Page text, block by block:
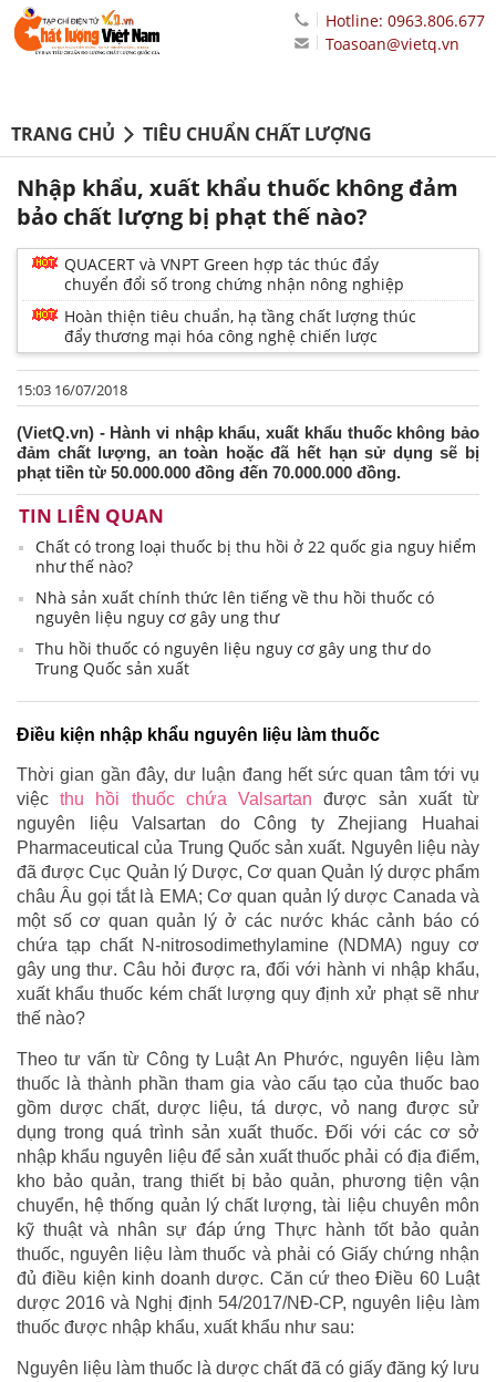
Hotline: 0963.806.677
Toasoan@vietq.vn
TRANG CHỦ TIÊU CHUẨN CHẤT LƯỢNG
Nhập khẩu, xuất khẩu thuốc không đảm
bảo chất lượng bị phạt thế nào?
QUACERT và VNPT Green hợp tác thúc đẩy
chuyển đổi số trong chứng nhận nông nghiệp
Hoàn thiện tiêu chuẩn, hạ tầng chất lượng thúc
đẩy thương mại hóa công nghệ chiến lược
15:03 16/07/2018
(VietQ.vn) - Hành vi nhập khẩu, xuất khẩu thuốc không bảo
đảm chất lượng, an toàn hoặc đã hết hạn sử dụng sẽ bị
phạt tiền từ 50.000.000 đồng đến 70.000.000 đồng.
TIN LIÊN QUAN
Chất có trong loại thuốc bị thu hồi ở 22 quốc gia nguy hiểm
như thế nào?
Nhà sản xuất chính thức lên tiếng về thu hồi thuốc có
nguyên liệu nguy cơ gây ung thư
Thu hồi thuốc có nguyên liệu nguy cơ gây ung thư do
Trung Quốc sản xuất
Điều kiện nhập khẩu nguyên liệu làm thuốc
Thời gian gần đây, dư luận đang hết sức quan tâm tới vụ
việcthu hồi thuốc chứa Valsartan được sản xuất từ
nguyên liệu Valsartan do Công ty Zhejiang Huahai
Pharmaceutical của Trung Quốc sản xuất. Nguyên liệu này
đã được Cục Quản lý Dược, Cơ quan Quản lý dược phẩm
châu Âu gọi tắt là EMA; Cơ quan quản lý dược Canada và
một số cơ quan quản lý ở các nước khác cảnh báo có
chứa tạp chất N-nitrosodimethylamine (NDMA) nguy cơ
gây ung thư. Câu hỏi được ra, đối với hành vi nhập khẩu,
xuất khẩu thuốc kém chất lượng quy định xử phạt sẽ như
thế nào?
Theo tư vấn từ Công ty Luật An Phước, nguyên liệu làm
thuốc là thành phần tham gia vào cấu tạo của thuốc bao
gồm dược chất, dược liệu, tá dược, vỏ nang được sử
dụng trong quá trình sản xuất thuốc. Đối với các cơ sở
nhập khẩu nguyên liệu để sản xuất thuốc phải có địa điểm,
kho bảo quản, trang thiết bị bảo quản, phương tiện vận
chuyển, hệ thống quản lý chất lượng, tài liệu chuyên môn
kỹ thuật và nhân sự đáp ứng Thực hành tốt bảo quản
thuốc, nguyên liệu làm thuốc và phải có Giấy chứng nhận
đủ điều kiện kinh doanh dược. Căn cứ theo Điều 60 Luật
dược 2016 và Nghị định 54/2017/NĐ-CP, nguyên liệu làm
thuốc được nhập khẩu, xuất khẩu như sau:
Nguyên liệu làm thuốc là dược chất đã có giấy đăng ký lưu